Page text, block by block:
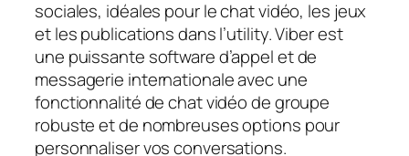
sociales, idéales pour le chat vidéo, les jeux
et les publications dans l’utility. Viber est
une puissante software d’appel et de
messagerie internationale avec une
fonctionnalité de chat vidéo de groupe
robuste et de nombreuses options pour
personnaliser vos conversations.